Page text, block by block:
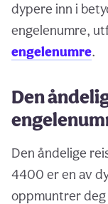
dypere inn i
engelenumre,
engelenumre.
Den
Den åndelige
4400 er en av
oppmuntrer deg